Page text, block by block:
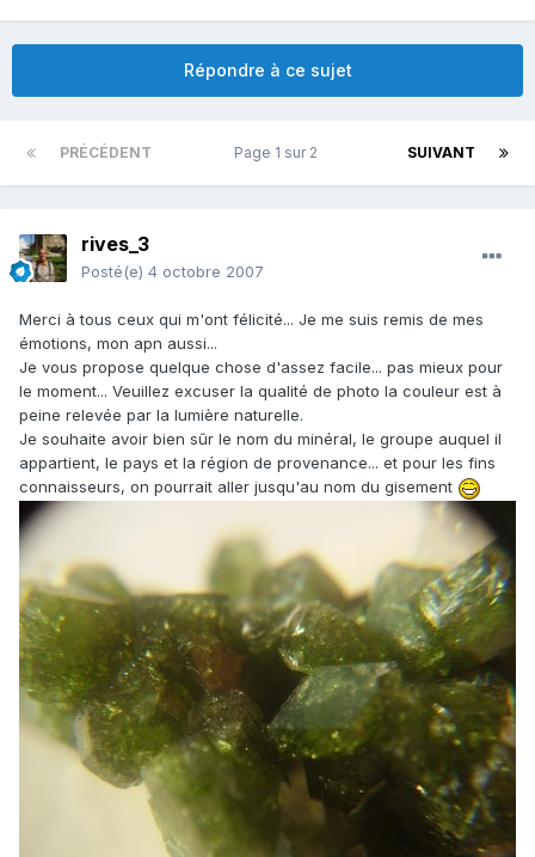
Répondre à ce sujet
PRÉCÉDENT SUIVANT
Page 1 sur 2
rives_3
Posté(e) 4 octobre 2007
Merci à tous ceux qui m'ont félicité... Je me suis remis de mes
émotions, mon apn aussi...
Je vous propose quelque chose d'assez facile... pas mieux pour
le moment... Veuillez excuser la qualité de photo la couleur est à
peine relevée par la lumière naturelle.
Je souhaite avoir bien sûr le nom du minéral, le groupe auquel il
appartient, le pays et la région de provenance... et pour les fins
connaisseurs, on pourrait aller jusqu'au nom du gisement